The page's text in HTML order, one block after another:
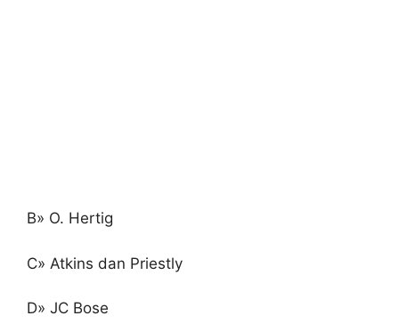
B» O. Hertig
C» Atkins dan Priestly
D» JC Bose